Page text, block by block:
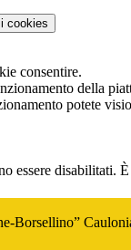
i cookies
consentire.
della
potete
essere disabilitati.
Borsellino”